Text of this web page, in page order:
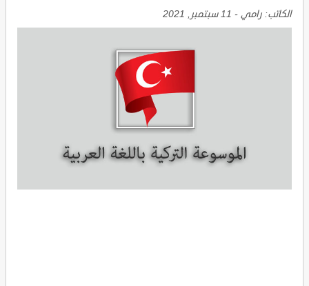
الكاتب: رامي - 11 سبتمبر, 2021